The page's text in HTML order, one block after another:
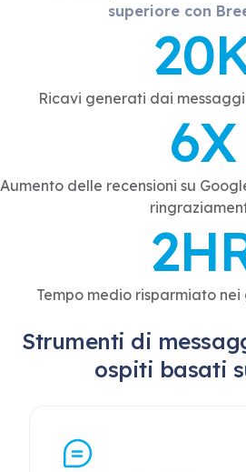
superiore con
Ricavi generati dai
6X
Aumento delle recensioni su
Tempo medio risparmiato
Strumenti di
ospiti basati